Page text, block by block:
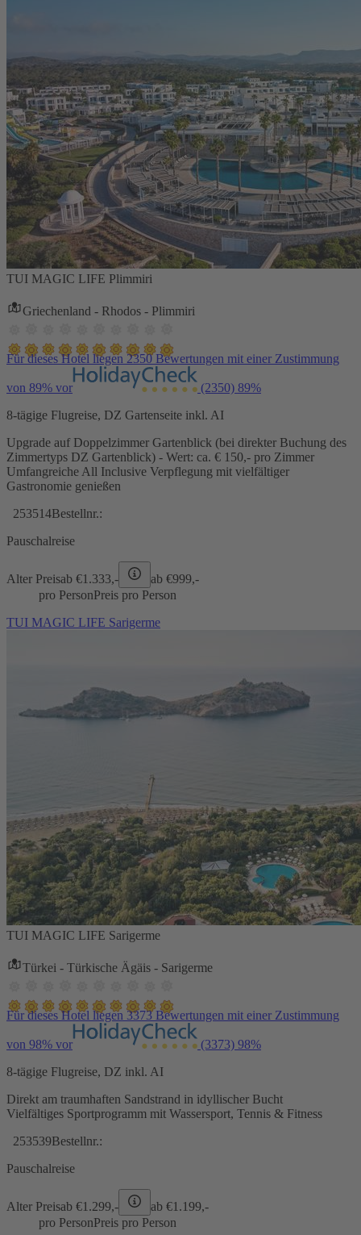
TUI MAGIC LIFE Plimmiri
Griechenland - Rhodos - Plimmiri
Für dieses Hotel liegen 2350 Bewertungen mit einer Zustimmung
von 89% vor (2350) 89%
8-tägige Flugreise, DZ Gartenseite inkl. AI
Upgrade auf Doppelzimmer Gartenblick (bei direkter Buchung des
Zimmertyps DZ Gartenblick) - Wert: ca. € 150,- pro Zimmer
Umfangreiche All Inclusive Verpflegung mit vielfältiger
Gastronomie genießen
253514Bestellnr.:
Pauschalreise
Alter Preisab €1.333,- ab €999,-
pro PersonPreis pro Person
TUI MAGIC LIFE Sarigerme
TUI MAGIC LIFE Sarigerme
Türkei - Türkische Ägäis - Sarigerme
Für dieses Hotel liegen 3373 Bewertungen mit einer Zustimmung
von 98% vor (3373) 98%
8-tägige Flugreise, DZ inkl. AI
Direkt am traumhaften Sandstrand in idyllischer Bucht
Vielfältiges Sportprogramm mit Wassersport, Tennis & Fitness
253539Bestellnr.:
Pauschalreise
Alter Preisab €1.299,- ab €1.199,-
pro PersonPreis pro Person